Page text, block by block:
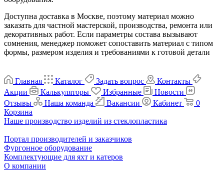
Доступна доставка в Москве, поэтому материал можно
заказать для частной мастерской, производства, ремонта или
декоративных работ. Если параметры состава вызывают
сомнения, менеджер поможет сопоставить материал с типом
формы, размером изделия и требованиями к готовой детали
Главная Каталог Задать вопрос
Контакты
Акции
Калькуляторы Избранные
Новости
Отзывы
Наша команда Вакансии Кабинет
0
Корзина
Наше производство изделий из стеклопластика
Портал производителей и заказчиков
Фургонное оборудование
Комплектующие для яхт и катеров
О компании